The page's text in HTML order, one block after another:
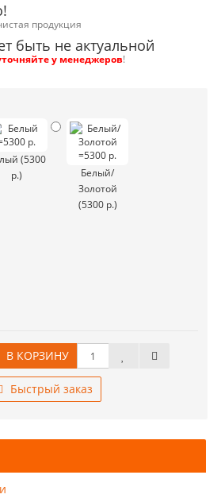
продукция
быть не актуальной
у менеджеров!
(5300
р.)
Белый/
Золотой
(5300 р.)
В КОРЗИНУ
Быстрый заказ